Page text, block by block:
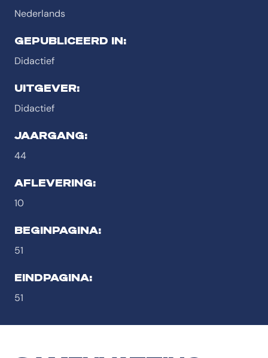
Nederlands
GEPUBLICEERD IN:
Didactief
UITGEVER:
Didactief
JAARGANG:
44
AFLEVERING:
10
BEGINPAGINA:
51
EINDPAGINA:
51